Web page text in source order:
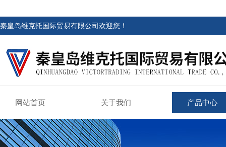
秦皇岛维克托国际贸易有限公司欢迎您！
网站首页 关于我们 产品中心